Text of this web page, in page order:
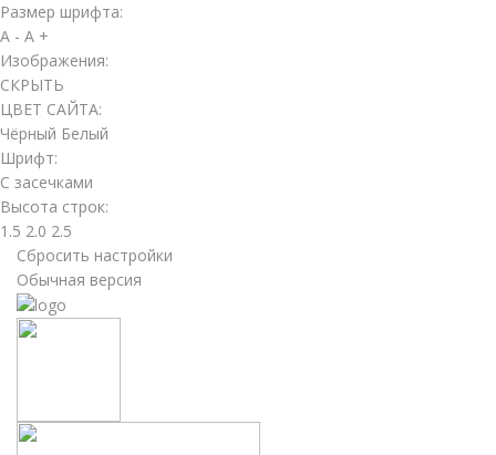
Размер шрифта:
A - A +
Изображения:
СКРЫТЬ
ЦВЕТ САЙТА:
Чёрный Белый
Шрифт:
С засечками
Высота строк:
1.5 2.0 2.5
Сбросить настройки
Обычная версия